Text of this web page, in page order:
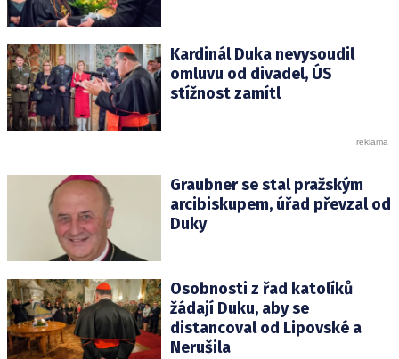
Kardinál Duka nevysoudil
omluvu od divadel, ÚS
stížnost zamítl
Graubner se stal pražským
arcibiskupem, úřad převzal od
Duky
Osobnosti z řad katolíků
žádají Duku, aby se
distancoval od Lipovské a
Nerušila